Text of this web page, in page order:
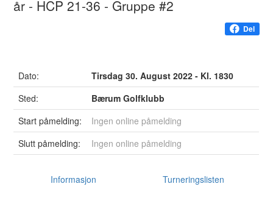
år - HCP 21-36 - Gruppe #2
Del
Dato:
Tirsdag 30. August 2022 - Kl. 1830
Sted:
Bærum Golfklubb
Start påmelding:
Ingen online påmelding
Slutt påmelding:
Ingen online påmelding
Informasjon Turneringslisten